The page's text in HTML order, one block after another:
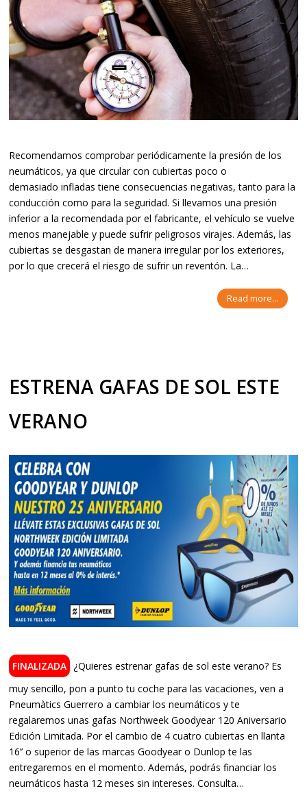
Recomendamos comprobar periódicamente la presión de los
neumáticos, ya que circular con cubiertas poco o
demasiado infladas tiene consecuencias negativas, tanto para la
conducción como para la seguridad. Si llevamos una presión
inferior a la recomendada por el fabricante, el vehículo se vuelve
menos manejable y puede sufrir peligrosos virajes. Además, las
cubiertas se desgastan de manera irregular por los exteriores,
por lo que crecerá el riesgo de sufrir un reventón. La…
Read more...
ESTRENA GAFAS DE SOL ESTE
VERANO
¿Quieres estrenar gafas de sol este verano? Es
muy sencillo, pon a punto tu coche para las vacaciones, ven a
Pneumàtics Guerrero a cambiar los neumáticos y te
regalaremos unas gafas Northweek Goodyear 120 Aniversario
Edición Limitada. Por el cambio de 4 cuatro cubiertas en llanta
16’’ o superior de las marcas Goodyear o Dunlop te las
entregaremos en el momento. Además, podrás financiar los
neumáticos hasta 12 meses sin intereses. Consulta…